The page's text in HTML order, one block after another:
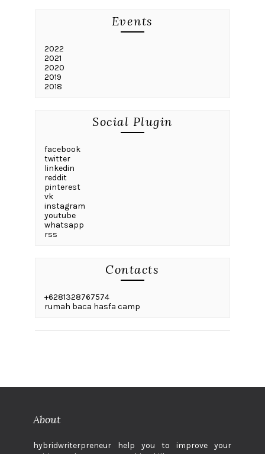
Events
2022
2021
2020
2019
2018
Social Plugin
facebook
twitter
linkedin
reddit
pinterest
vk
instagram
youtube
whatsapp
rss
Contacts
+6281328767574
rumah baca hasfa camp
About
hybridwriterpreneur help you to improve your